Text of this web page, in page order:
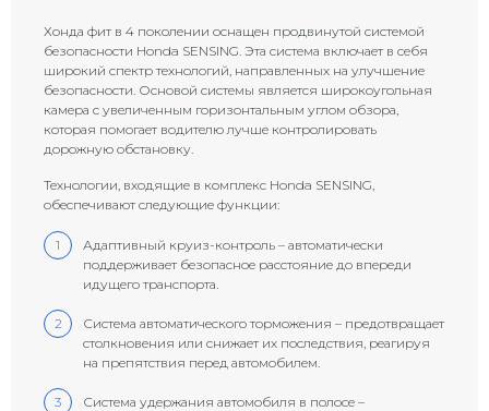
Хонда фит в 4 поколении оснащен продвинутой системой
безопасности Honda SENSING. Эта система включает в себя
широкий спектр технологий, направленных на улучшение
безопасности. Основой системы является широкоугольная
камера с увеличенным горизонтальным углом обзора,
которая помогает водителю лучше контролировать
дорожную обстановку.
Технологии, входящие в комплекс Honda SENSING,
обеспечивают следующие функции:
Адаптивный круиз-контроль – автоматически
поддерживает безопасное расстояние до впереди
идущего транспорта.
Система автоматического торможения – предотвращает
столкновения или снижает их последствия, реагируя
на препятствия перед автомобилем.
Система удержания автомобиля в полосе –